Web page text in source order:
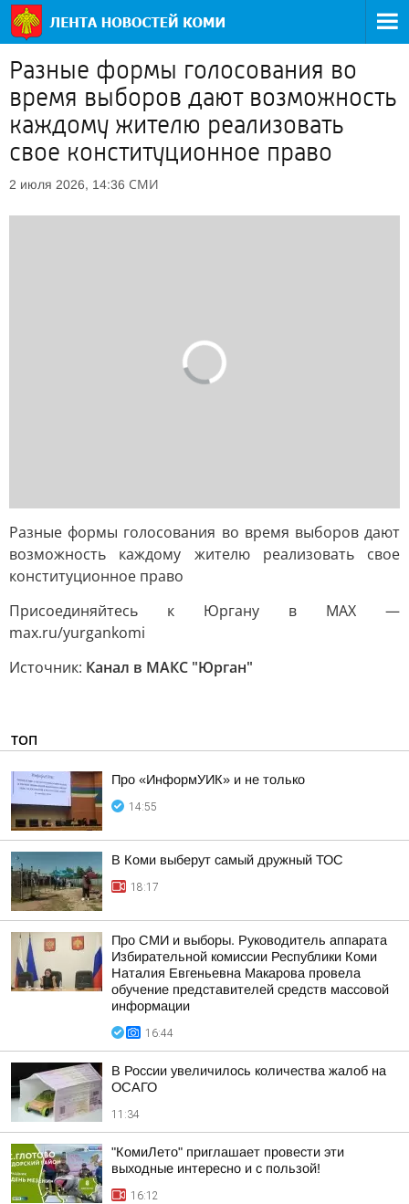
Разные формы голосования во
время выборов дают возможность
каждому жителю реализовать
свое конституционное право
2 июля 2026, 14:36 СМИ
Разные формы голосования во время выборов дают
возможность каждому жителю реализовать свое
конституционное право
Присоединяйтесь к Юргану в MAX —
max.ru/yurgankomi
Источник: Канал в МАКС "Юрган"
ТОП
Про «ИнформУИК» и не только
14:55
В Коми выберут самый дружный ТОС
18:17
Про СМИ и выборы. Руководитель аппарата
Избирательной комиссии Республики Коми
Наталия Евгеньевна Макарова провела
обучение представителей средств массовой
информации
16:44
В России увеличилось количества жалоб на
ОСАГО
11:34
"КомиЛето" приглашает провести эти
выходные интересно и с пользой!
16:12